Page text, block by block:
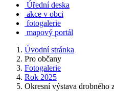
Úřední deska
akce v obci
fotogalerie
mapový portál
Úvodní stránka
Pro občany
Fotogalerie
Rok 2025
Okresní výstava drobného